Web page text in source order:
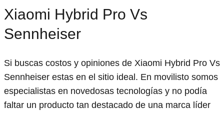
Xiaomi Hybrid Pro Vs
Sennheiser
Si buscas costos y opiniones de Xiaomi Hybrid Pro Vs
Sennheiser estas en el sitio ideal. En movilisto somos
especialistas en novedosas tecnologías y no podía
faltar un producto tan destacado de una marca líder